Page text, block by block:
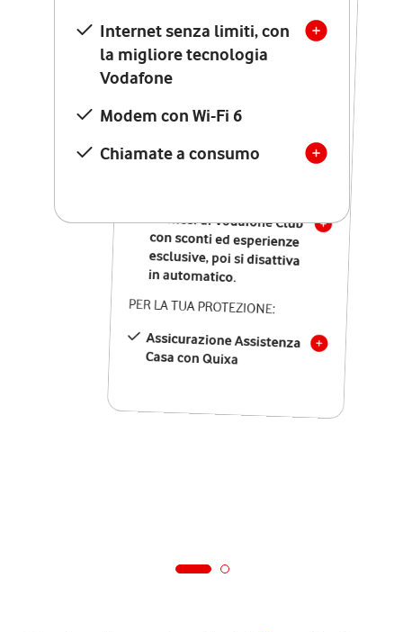
Internet senza limiti, con
la migliore tecnologia
Vodafone
Modem con Wi-Fi 6
Chiamate a consumo
Internet senza limiti, con
la migliore tecnologia
Vodafone
Modem Seven con Wi-Fi 7
Chiamate illimitate verso
numeri fissi e mobili
nazionali
12 mesi di Vodafone Club
con sconti ed esperienze
esclusive, poi si disattiva
in automatico.
PER LA TUA PROTEZIONE:
Assicurazione Assistenza
Casa con Quixa